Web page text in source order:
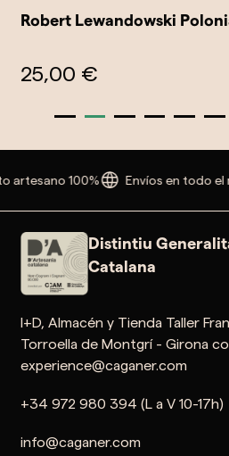
Robert Lewandowski
25,00 €
artesano 100% Envíos en todo el
Distintiu
Catalana
I+D, Almacén y Tienda Taller
Torroella de Montgrí - Girona
experience@caganer.com
+34 972 980 394 (L a V 10-17h)
info@caganer.com